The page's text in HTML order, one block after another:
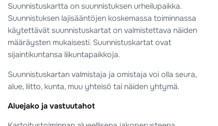
Suunnistuskartta on suunnistuksen urheilupaikka.
Suunnistuksen lajisääntöjen koskemassa toiminnassa
käytettävät suunnistuskartat on valmistettava näiden
määräysten mukaisesti. Suunnistuskartat ovat
sijaintikuntansa liikuntapaikkoja.
Suunnistuskartan valmistaja ja omistaja voi olla seura,
alue, liitto, kunta, muu yhteisö tai näiden yhtymä.
Aluejako ja vastuutahot